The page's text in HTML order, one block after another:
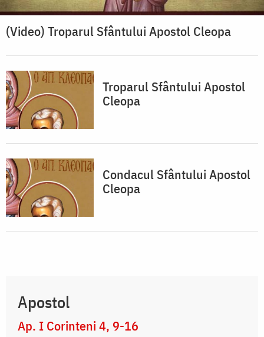
(Video) Troparul Sfântului Apostol Cleopa
Troparul Sfântului Apostol
Cleopa
Condacul Sfântului Apostol
Cleopa
Apostol
Ap. I Corinteni 4, 9-16